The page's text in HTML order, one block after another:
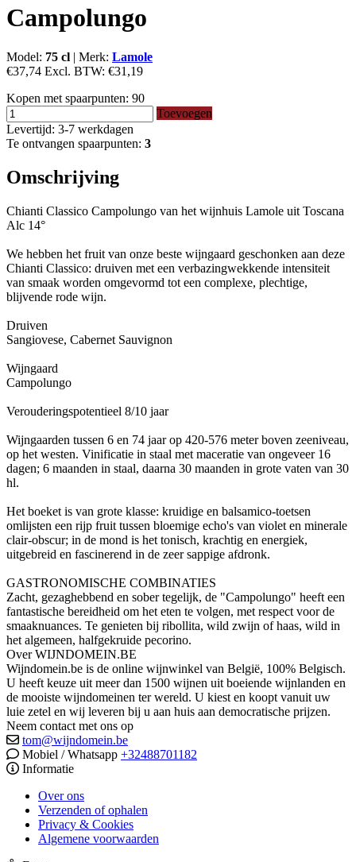
Campolungo
Model: 75 cl | Merk: Lamole
€37,74 Excl. BTW: €31,19
Kopen met spaarpunten: 90
Toevoegen
Levertijd: 3-7 werkdagen
Te ontvangen spaarpunten: 3
Omschrijving
Chianti Classico Campolungo van het wijnhuis Lamole uit Toscana
Alc 14°
We hebben het fruit van onze beste wijngaard geschonken aan deze
Chianti Classico: druiven met een verbazingwekkende intensiteit
van smaak worden omgevormd tot een complexe, plechtige,
blijvende rode wijn.
Druiven
Sangiovese, Cabernet Sauvignon
Wijngaard
Campolungo
Verouderingspotentieel 8/10 jaar
Wijngaarden tussen 6 en 74 jaar op 420-576 meter boven zeeniveau,
op het westen. Vinificatie in staal met maceratie van ongeveer 16
dagen; 6 maanden in staal, daarna 30 maanden in grote vaten van 30
hl.
Het boeket is van grote klasse: kruidige en balsamico-toetsen
omlijsten een rijp fruit tussen bloemige echo's van violet en minerale
clair-obscur; in de mond is het tonisch, krachtig en energiek,
uitgebreid en fascinerend in de zeer sappige afdronk.
GASTRONOMISCHE COMBINATIES
Zacht, gezaghebbend en sober tegelijk, de "Campolungo" heeft een
fantastische bereidheid om het eten te volgen, met respect voor de
smaaknuances. Te genieten bij ribollita, wild zwijn of haas, wild in
het algemeen, halfgekruide pecorino.
Over WIJNDOMEIN.BE
Wijndomein.be is de online wijnwinkel van België, 100% Belgisch.
U heeft keuze uit meer dan 1500 wijnen uit boeiende wijnlanden en
de mooiste wijndomeinen ter wereld. U kiest en koopt vanuit uw
luie zetel en wij leveren bij u aan huis aan democratische prijzen.
Neem contact met ons op
tom@wijndomein.be
Mobiel / Whatsapp +32488701182
Informatie
Over ons
Verzenden of ophalen
Privacy & Cookies
Algemene voorwaarden